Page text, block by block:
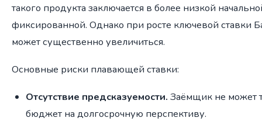
такого продукта заключается в более низкой
фиксированной. Однако при росте ключевой ставки
может существенно увеличиться.
Основные риски плавающей ставки:
Отсутствие предсказуемости. Заёмщик не может
бюджет на долгосрочную перспективу.